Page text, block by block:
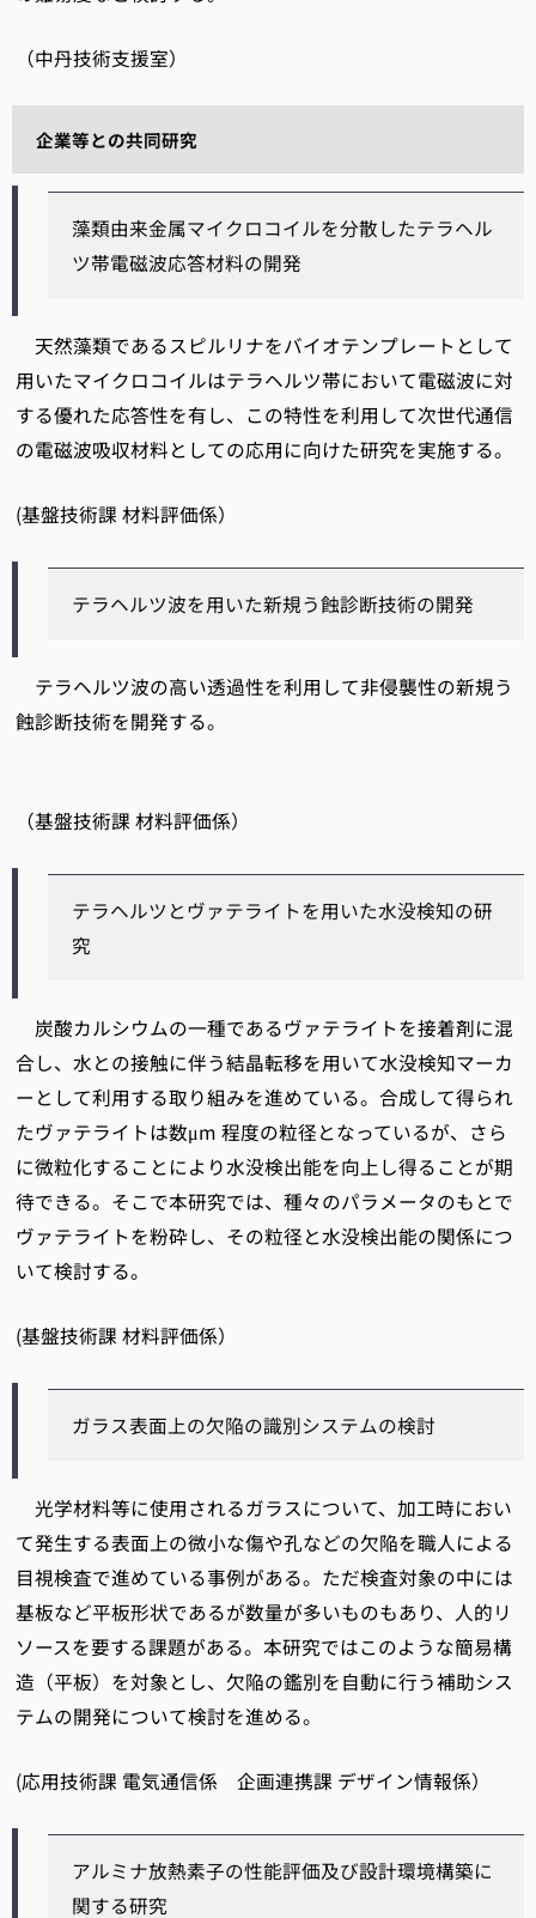
（中丹技術支援室）
企業等との共同研究
藻類由来金属マイクロコイルを分散したテラヘル
ツ帯電磁波応答材料の開発
天然藻類であるスピルリナをバイオテンプレートとして
用いたマイクロコイルはテラヘルツ帯において電磁波に対
する優れた応答性を有し、この特性を利用して次世代通信
の電磁波吸収材料としての応用に向けた研究を実施する。
(基盤技術課 材料評価係）
テラヘルツ波を用いた新規う蝕診断技術の開発
テラヘルツ波の高い透過性を利用して非侵襲性の新規う
蝕診断技術を開発する。
（基盤技術課 材料評価係）
テラヘルツとヴァテライトを用いた水没検知の研
究
炭酸カルシウムの一種であるヴァテライトを接着剤に混
合し、水との接触に伴う結晶転移を用いて水没検知マーカ
ーとして利用する取り組みを進めている。合成して得られ
たヴァテライトは数μm 程度の粒径となっているが、さら
に微粒化することにより水没検出能を向上し得ることが期
待できる。そこで本研究では、種々のパラメータのもとで
ヴァテライトを粉砕し、その粒径と水没検出能の関係につ
いて検討する。
(基盤技術課 材料評価係）
ガラス表面上の欠陥の識別システムの検討
光学材料等に使用されるガラスについて、加工時におい
て発生する表面上の微小な傷や孔などの欠陥を職人による
目視検査で進めている事例がある。ただ検査対象の中には
基板など平板形状であるが数量が多いものもあり、人的リ
ソースを要する課題がある。本研究ではこのような簡易構
造（平板）を対象とし、欠陥の鑑別を自動に行う補助シス
テムの開発について検討を進める。
(応用技術課 電気通信係 企画連携課 デザイン情報係）
アルミナ放熱素子の性能評価及び設計環境構築に
関する研究